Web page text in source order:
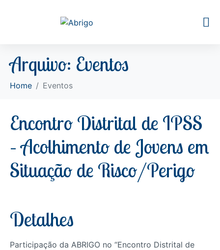
Arquivo: Eventos
Home Eventos
Encontro Distrital de IPSS
– Acolhimento de Jovens em
Situação de Risco/Perigo
Detalhes
Participação da ABRIGO no “Encontro Distrital de